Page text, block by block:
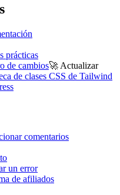
prácticas
de cambios🚀 Actualizar
de clases CSS de Tailwind
comentarios
un error
de afiliados